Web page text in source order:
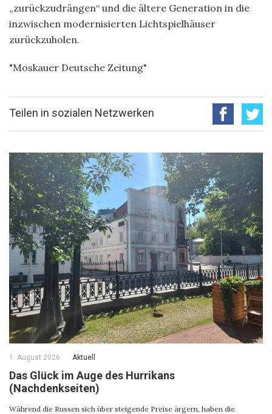
„zurückzudrängen“ und die ältere Generation in die
inzwischen modernisierten Lichtspielhäuser
zurückzuholen.
"Moskauer Deutsche Zeitung"
Teilen in sozialen Netzwerken
1. August 2026 Aktuell
Das Glück im Auge des Hurrikans
(Nachdenkseiten)
Während die Russen sich über steigende Preise ärgern, haben die